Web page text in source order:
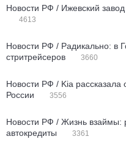
Новости РФ / Ижевский завод
4613
Новости РФ / Радикально: в
стритрейсеров
3660
Новости РФ / Kia
России
3556
Новости РФ / Жизнь взаймы:
автокредиты
3361